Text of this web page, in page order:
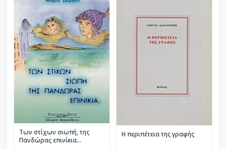
Των στίχων σιωπή, της
Πανδώρας επινίκια...
Η περιπέτεια της γραφής